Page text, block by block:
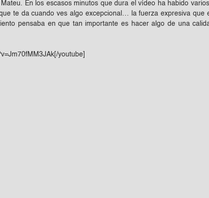
En los escasos minutos que dura el vídeo ha habido
te da cuando ves algo excepcional… la fuerza expresiva que
pensaba en que tan importante es hacer algo de una
youtube]